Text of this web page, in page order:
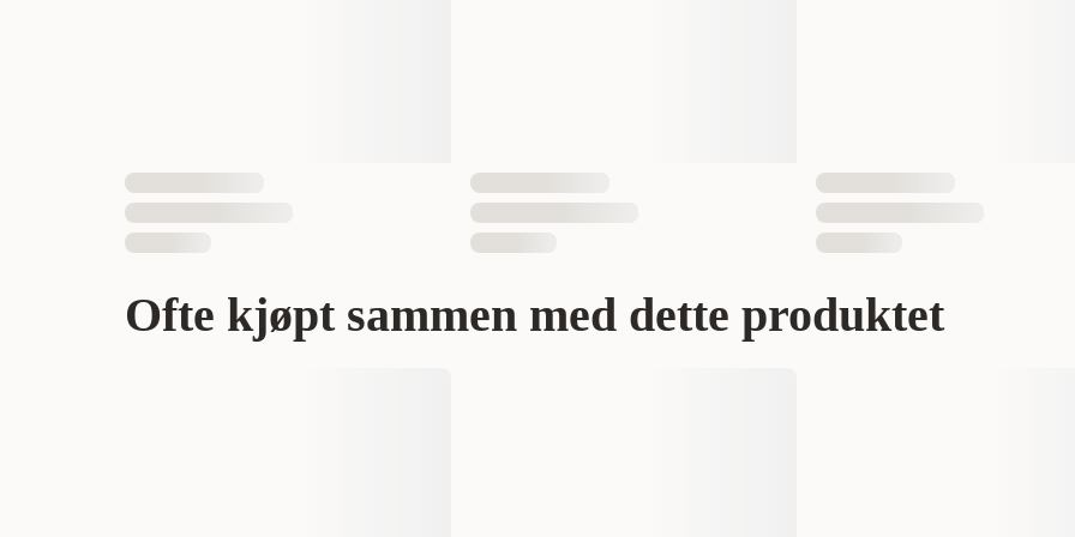
Ofte kjøpt sammen med dette produktet